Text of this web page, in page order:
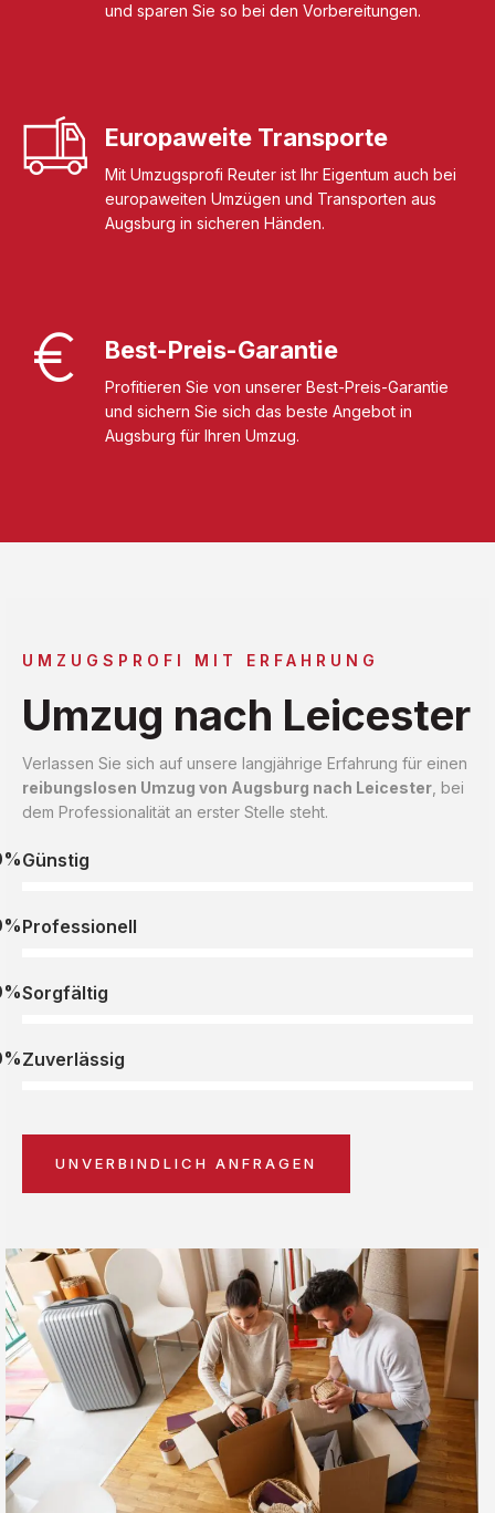
und sparen Sie so bei den Vorbereitungen.
Europaweite Transporte
Mit Umzugsprofi Reuter ist Ihr Eigentum auch bei
europaweiten Umzügen und Transporten aus
Augsburg in sicheren Händen.
Best-Preis-Garantie
Profitieren Sie von unserer Best-Preis-Garantie
und sichern Sie sich das beste Angebot in
Augsburg für Ihren Umzug.
UMZUGSPROFI MIT ERFAHRUNG
Umzug nach Leicester
Verlassen Sie sich auf unsere langjährige Erfahrung für einen
reibungslosen Umzug von Augsburg nach Leicester , bei
dem Professionalität an erster Stelle steht.
Günstig
Professionell
Sorgfältig
Zuverlässig
UNVERBINDLICH ANFRAGEN